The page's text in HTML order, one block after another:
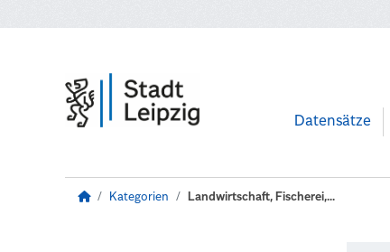
Datensätze
Kategorien Landwirtschaft, Fischerei,...